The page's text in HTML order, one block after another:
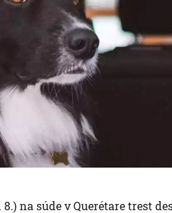
na súde v Querétare trest